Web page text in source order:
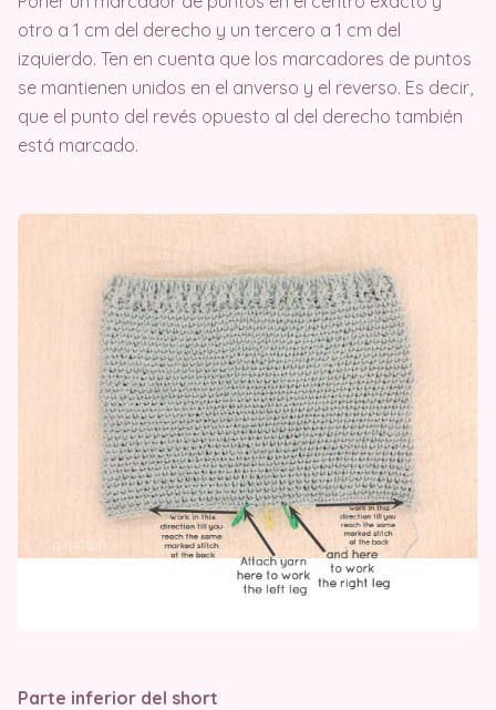
otro a 1 cm del derecho y un tercero a 1 cm del
izquierdo. Ten en cuenta que los marcadores de puntos
se mantienen unidos en el anverso y el reverso. Es decir,
que el punto del revés opuesto al del derecho también
está marcado.
Parte inferior del short